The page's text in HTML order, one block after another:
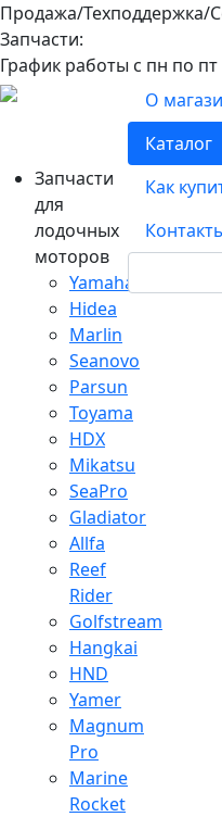
Продажа/Техподдержка/
Запчасти:
График работы с пн по пт
Запчасти
для
лодочных
моторов
Yamaha
Hidea
Marlin
Seanovo
Parsun
Toyama
HDX
Mikatsu
SeaPro
Gladiator
Allfa
Reef
Rider
Golfstream
Hangkai
HND
Yamer
Magnum
Pro
Marine
Rocket
О
Каталог
Как